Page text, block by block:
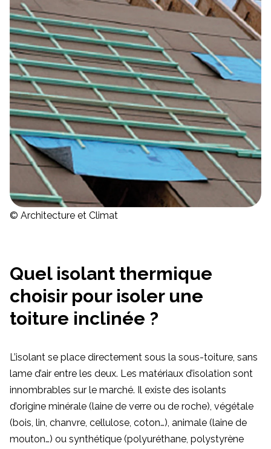
© Architecture et Climat
Quel isolant thermique
choisir pour isoler une
toiture inclinée ?
L’isolant se place directement sous la sous-toiture, sans
lame d’air entre les deux. Les matériaux d’isolation sont
innombrables sur le marché. Il existe des isolants
d’origine minérale (laine de verre ou de roche), végétale
(bois, lin, chanvre, cellulose, coton…), animale (laine de
mouton…) ou synthétique (polyuréthane, polystyrène